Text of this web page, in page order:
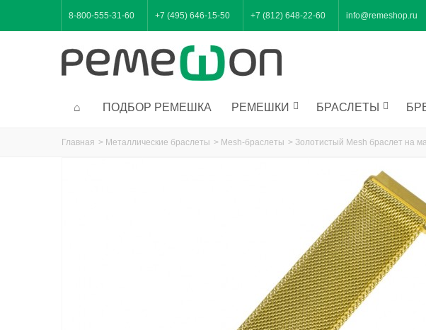
8-800-555-31-60 +7 (495) 646-15-50 +7 (812) 648-22-60 info@remeshop.ru
ПОДБОР РЕМЕШКА РЕМЕШКИ БРАСЛЕТЫ
Главная > Металлические браслеты > Mesh-браслеты > Золотистый Mesh браслет на